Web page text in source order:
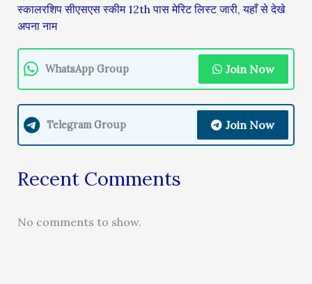
स्कालरशिप सीएसएस स्कीम 12th पास मेरिट लिस्ट जारी, यहाँ से देखे
अपना नाम
WhatsApp Group Join Now
Telegram Group Join Now
Recent Comments
No comments to show.